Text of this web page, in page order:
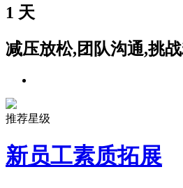
1 天
减压放松,团队沟通,挑
推荐星级
新员工素质拓展